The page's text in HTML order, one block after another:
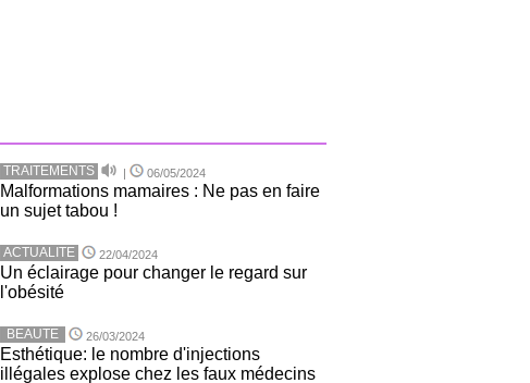
TRAITEMENTS | 06/05/2024
Malformations mamaires : Ne pas en faire
un sujet tabou !
ACTUALITE 22/04/2024
Un éclairage pour changer le regard sur
l'obésité
BEAUTE 26/03/2024
Esthétique: le nombre d'injections
illégales explose chez les faux médecins